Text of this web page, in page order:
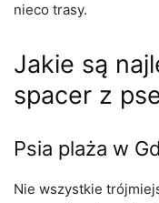
nieco trasy.
Jakie są
spacer z
Psia plaża w
Nie wszystkie